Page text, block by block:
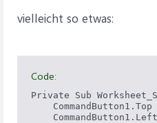
vielleicht so etwas:
Code:
Private Sub
CommandButton1.Top